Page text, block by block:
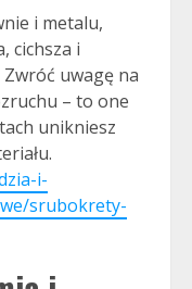
i metalu,
cichsza i
uwagę na
– to one
unikniesz
i-
srubokrety-